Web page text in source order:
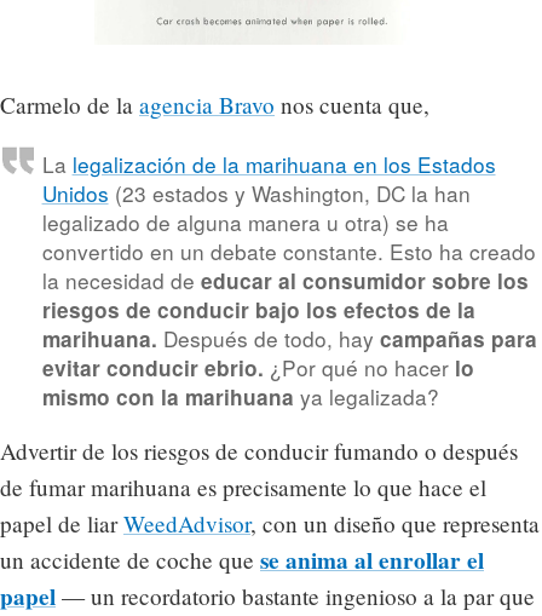
Carmelo de la agencia Bravo nos cuenta que,
La legalización de la marihuana en los Estados
Unidos (23 estados y Washington, DC la han
legalizado de alguna manera u otra) se ha
convertido en un debate constante. Esto ha creado
la necesidad de educar al consumidor sobre los
riesgos de conducir bajo los efectos de la
marihuana. Después de todo, hay campañas para
evitar conducir ebrio. ¿Por qué no hacer lo
mismo con la marihuana ya legalizada?
Advertir de los riesgos de conducir fumando o después
de fumar marihuana es precisamente lo que hace el
papel de liarWeedAdvisor, con un diseño que representa
un accidente de coche que se anima al enrollar el
papel — un recordatorio bastante ingenioso a la par que